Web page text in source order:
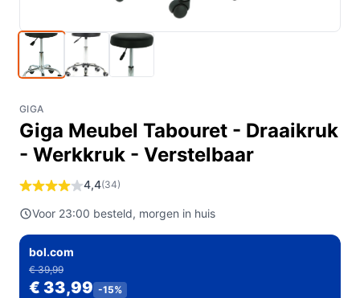
GIGA
Giga Meubel Tabouret - Draaikruk
- Werkkruk - Verstelbaar
4,4(34)
Voor 23:00 besteld, morgen in huis
bol.com
€ 39,99
€ 33,99 -15%